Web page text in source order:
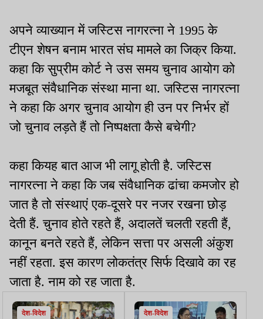
अपने व्याख्यान में जस्टिस नागरत्ना ने 1995 के
टीएन शेषन बनाम भारत संघ मामले का जिक्र किया.
कहा कि सुप्रीम कोर्ट ने उस समय चुनाव आयोग को
मजबूत संवैधानिक संस्था माना था. जस्टिस नागरत्ना
ने कहा कि अगर चुनाव आयोग ही उन पर निर्भर हों
जो चुनाव लड़ते हैं तो निष्पक्षता कैसे बचेगी?
कहा कियह बात आज भी लागू होती है. जस्टिस
नागरत्ना ने कहा कि जब संवैधानिक ढांचा कमजोर हो
जात है तो संस्थाएं एक-दूसरे पर नजर रखना छोड़
देती हैं. चुनाव होते रहते हैं, अदालतें चलती रहती हैं,
कानून बनते रहते हैं, लेकिन सत्ता पर असली अंकुश
नहीं रहता. इस कारण लोकतंत्र सिर्फ दिखावे का रह
जाता है. नाम को रह जाता है.
देश-विदेश देश-विदेश